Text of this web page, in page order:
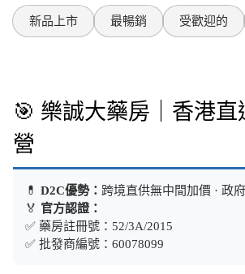
新品上市 最暢銷 受歡迎的
🎯 樂誠大藥房｜香港直
營
💊 D2C優勢： 跨境直供無中間加價 · 政
🏅 官方認證：
✅ 藥房註冊號：52/3A/2015
✅ 批發商編號：60078099